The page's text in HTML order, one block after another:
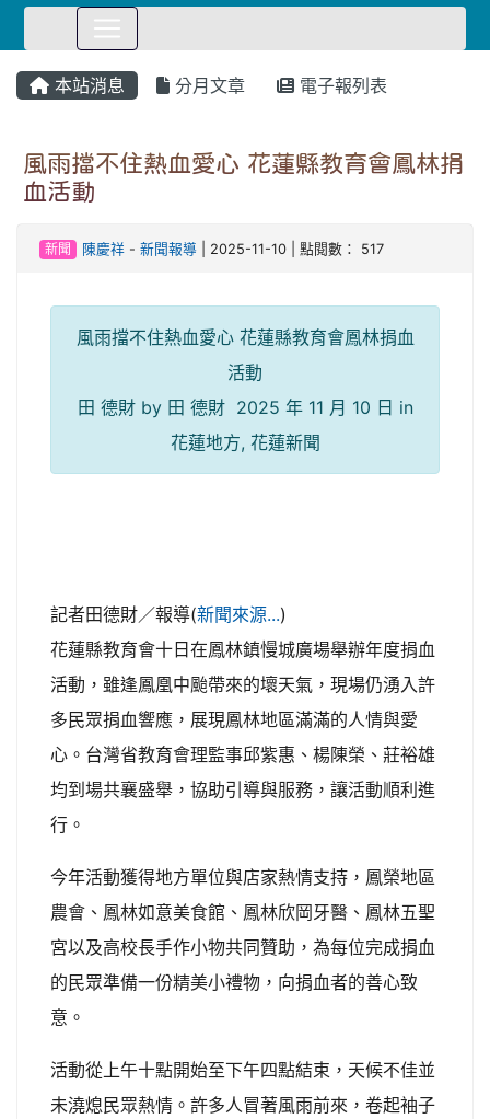
本站消息 分月文章 電子報列表
風雨擋不住熱血愛心 花蓮縣教育會鳳林捐
血活動
新聞 陳慶祥- 新聞報導| 2025-11-10 | 點閱數： 517
風雨擋不住熱血愛心 花蓮縣教育會鳳林捐血
活動
田 德財 by 田 德財 2025 年 11 月 10 日 in
花蓮地方, 花蓮新聞
記者田德財／報導(新聞來源...)
花蓮縣教育會十日在鳳林鎮慢城廣場舉辦年度捐血
活動，雖逢鳳凰中颱帶來的壞天氣，現場仍湧入許
多民眾捐血響應，展現鳳林地區滿滿的人情與愛
心。台灣省教育會理監事邱紫惠、楊陳榮、莊裕雄
均到場共襄盛舉，協助引導與服務，讓活動順利進
行。
今年活動獲得地方單位與店家熱情支持，鳳榮地區
農會、鳳林如意美食館、鳳林欣岡牙醫、鳳林五聖
宮以及高校長手作小物共同贊助，為每位完成捐血
的民眾準備一份精美小禮物，向捐血者的善心致
意。
活動從上午十點開始至下午四點結束，天候不佳並
未澆熄民眾熱情。許多人冒著風雨前來，卷起袖子